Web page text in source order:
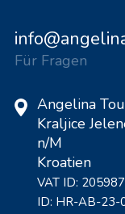
Für Fragen
Angelina
Kraljice
n/M
Kroatien
VAT ID:
ID: HR-AB-23-